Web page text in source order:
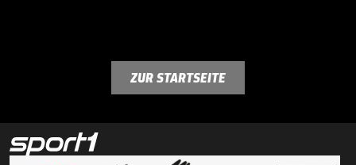
ZUR STARTSEITE